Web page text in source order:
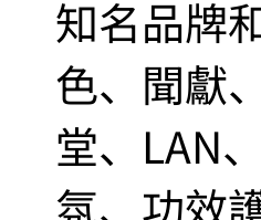
知名品牌
色、聞獻
堂、LAN
氛、功效